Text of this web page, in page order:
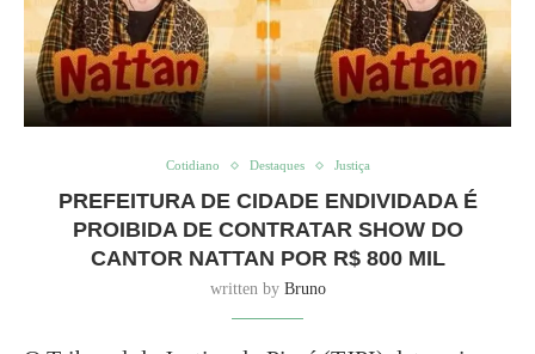
Cotidiano Destaques Justiça
PREFEITURA DE CIDADE ENDIVIDADA É
PROIBIDA DE CONTRATAR SHOW DO
CANTOR NATTAN POR R$ 800 MIL
written by Bruno